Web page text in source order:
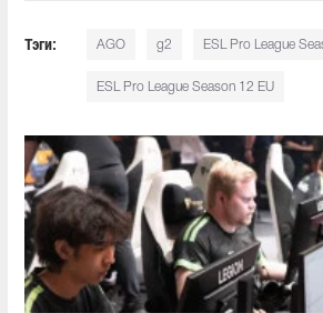
Тэги: AGO g2 ESL Pro League
ESL Pro League Season 12 EU